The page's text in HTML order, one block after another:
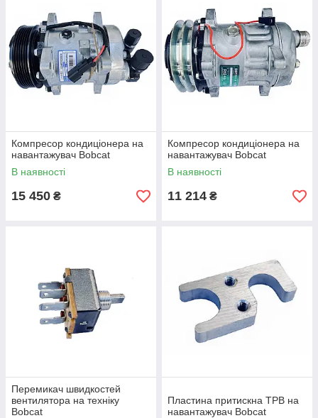
Компресор кондиціонера на
навантажувач Bobcat
В наявності
15 450 ₴
Компресор кондиціонера на
навантажувач Bobcat
В наявності
11 214 ₴
Перемикач швидкостей
вентилятора на техніку
Bobcat
Пластина притискна ТРВ на
навантажувач Bobcat